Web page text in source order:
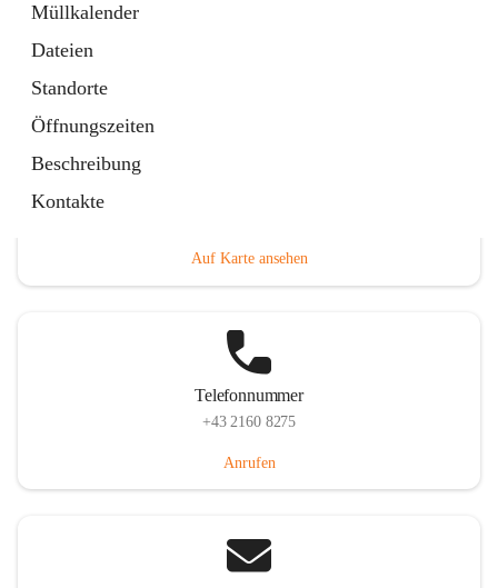
Müllkalender
Dateien
Standorte
Öffnungszeiten
Beschreibung
Kontakte
Tab
Auf Karte ansehen
Telefonnummer
+43 2160 8275
Anrufen